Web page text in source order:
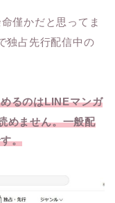
命僅かだと思ってま
独占先行配信中の
るのはLINEマンガ
めません。一般配
。